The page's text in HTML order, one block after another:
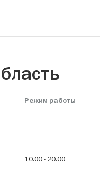
Режим работы
10.00 - 20.00